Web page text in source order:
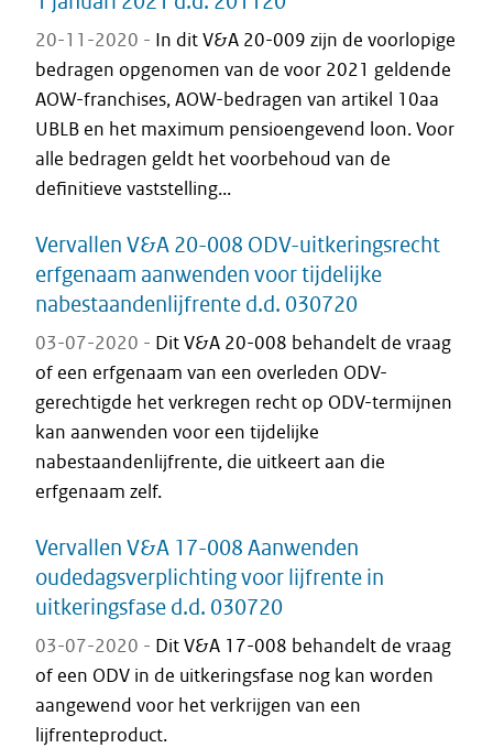
20-11-2020 - In dit V&A 20-009 zijn de voorlopige
bedragen opgenomen van de voor 2021 geldende
AOW-franchises, AOW-bedragen van artikel 10aa
UBLB en het maximum pensioengevend loon. Voor
alle bedragen geldt het voorbehoud van de
definitieve vaststelling...
Vervallen V&A 20-008 ODV-uitkeringsrecht
erfgenaam aanwenden voor tijdelijke
nabestaandenlijfrente d.d. 030720
03-07-2020 - Dit V&A 20-008 behandelt de vraag
of een erfgenaam van een overleden ODV-
gerechtigde het verkregen recht op ODV-termijnen
kan aanwenden voor een tijdelijke
nabestaandenlijfrente, die uitkeert aan die
erfgenaam zelf.
Vervallen V&A 17-008 Aanwenden
oudedagsverplichting voor lijfrente in
uitkeringsfase d.d. 030720
03-07-2020 - Dit V&A 17-008 behandelt de vraag
of een ODV in de uitkeringsfase nog kan worden
aangewend voor het verkrijgen van een
lijfrenteproduct.